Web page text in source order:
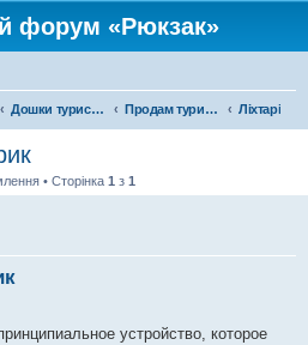
форум «Рюкзак»
Дошки туристичних оголошень Продам туристичне спорядження Ліхтарі
• Сторінка 1 з 1
устройство, которое